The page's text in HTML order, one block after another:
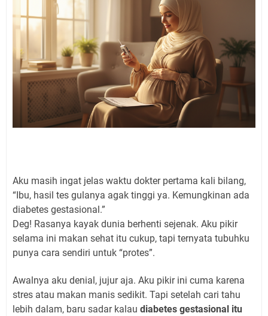
Aku masih ingat jelas waktu dokter pertama kali bilang,
“Ibu, hasil tes gulanya agak tinggi ya. Kemungkinan ada
diabetes gestasional.”
Deg! Rasanya kayak dunia berhenti sejenak. Aku pikir
selama ini makan sehat itu cukup, tapi ternyata tubuhku
punya cara sendiri untuk “protes”.
Awalnya aku denial, jujur aja. Aku pikir ini cuma karena
stres atau makan manis sedikit. Tapi setelah cari tahu
lebih dalam, baru sadar kalau diabetes gestasional itu